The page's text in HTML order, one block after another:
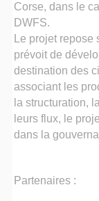
Corse, dans le
DWFS.
Le projet
prévoit de
destination des
associant les
la structuration,
leurs flux, le
dans la
Partenaires :